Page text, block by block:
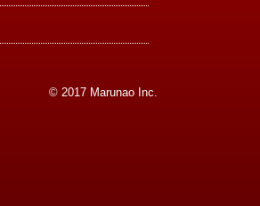
© 2017 Marunao Inc.